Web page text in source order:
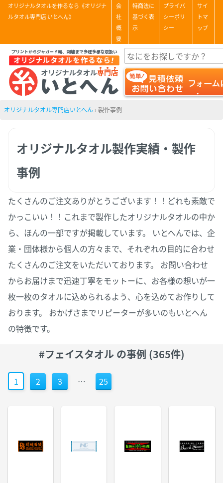
オリジナルタオルを作るなら《オリジナ
ルタオル専門店 いとへん》
会
社
概
要
特商法に
基づく表
示
プライバ
シーポリ
シー
サイ
トマ
ップ
オリジナルタオル専門店いとへん › 製作事例
オリジナルタオル製作実績・製作
事例
たくさんのご注文ありがとうございます！！どれも素敵で
かっこいい！！これまで製作したオリジナルタオルの中か
ら、ほんの一部ですが掲載しています。 いとへんでは、企
業・団体様から個人の方々まで、それぞれの目的に合わせ
たくさんのご注文をいただいております。 お問い合わせ
からお届けまで迅速丁寧をモットーに、お各様の想いが一
枚一枚のタオルに込められるよう、心を込めてお作りして
おります。 おかげさまでリピーターが多いのもいとへん
の特徴です。
#フェイスタオル の事例 (365件)
1 2 3 … 25